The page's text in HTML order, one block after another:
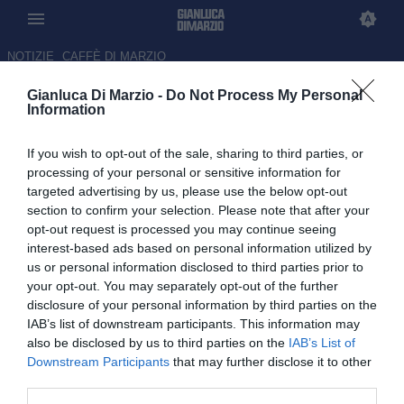
Gianluca Di Marzio - Do Not Process My Personal
Information
If you wish to opt-out of the sale, sharing to third parties, or
processing of your personal or sensitive information for
targeted advertising by us, please use the below opt-out
section to confirm your selection. Please note that after your
opt-out request is processed you may continue seeing
interest-based ads based on personal information utilized by
us or personal information disclosed to third parties prior to
your opt-out. You may separately opt-out of the further
disclosure of your personal information by third parties on the
IAB’s list of downstream participants. This information may
also be disclosed by us to third parties on the IAB’s List of
Downstream Participants that may further disclose it to other
NOTIZIE CAFFÈ DI MARZIO
L'inter si avvicina a Solet e
più bonus
09.06.2026 23:08 di Gianluca Di Marzio
L'inter si avvicina sempre di più a Oumar Solet dell'Udinese: nuovi
contatti con gli agenti per trovare un'intesa tra le parti in causa